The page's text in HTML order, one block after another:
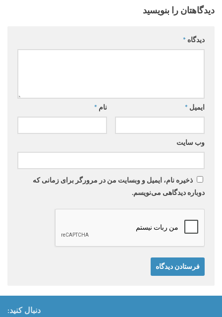
دیدگاهتان را بنویسید
دیدگاه *
نام * ایمیل *
وب‌ سایت
ذخیره نام، ایمیل و وبسایت من در مرورگر برای زمانی که
دوباره دیدگاهی می‌نویسم.
دنبال کنید: